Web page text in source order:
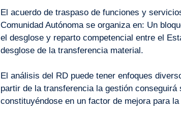
El acuerdo de traspaso de funciones y
Comunidad Autónoma se organiza en: Un
el desglose y reparto competencial entre el
desglose de la transferencia material.
El análisis del RD puede tener enfoques
partir de la transferencia la gestión
constituyéndose en un factor de mejora para